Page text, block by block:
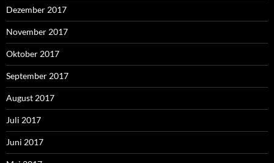
Dezember 2017
November 2017
Oktober 2017
September 2017
August 2017
Juli 2017
Juni 2017